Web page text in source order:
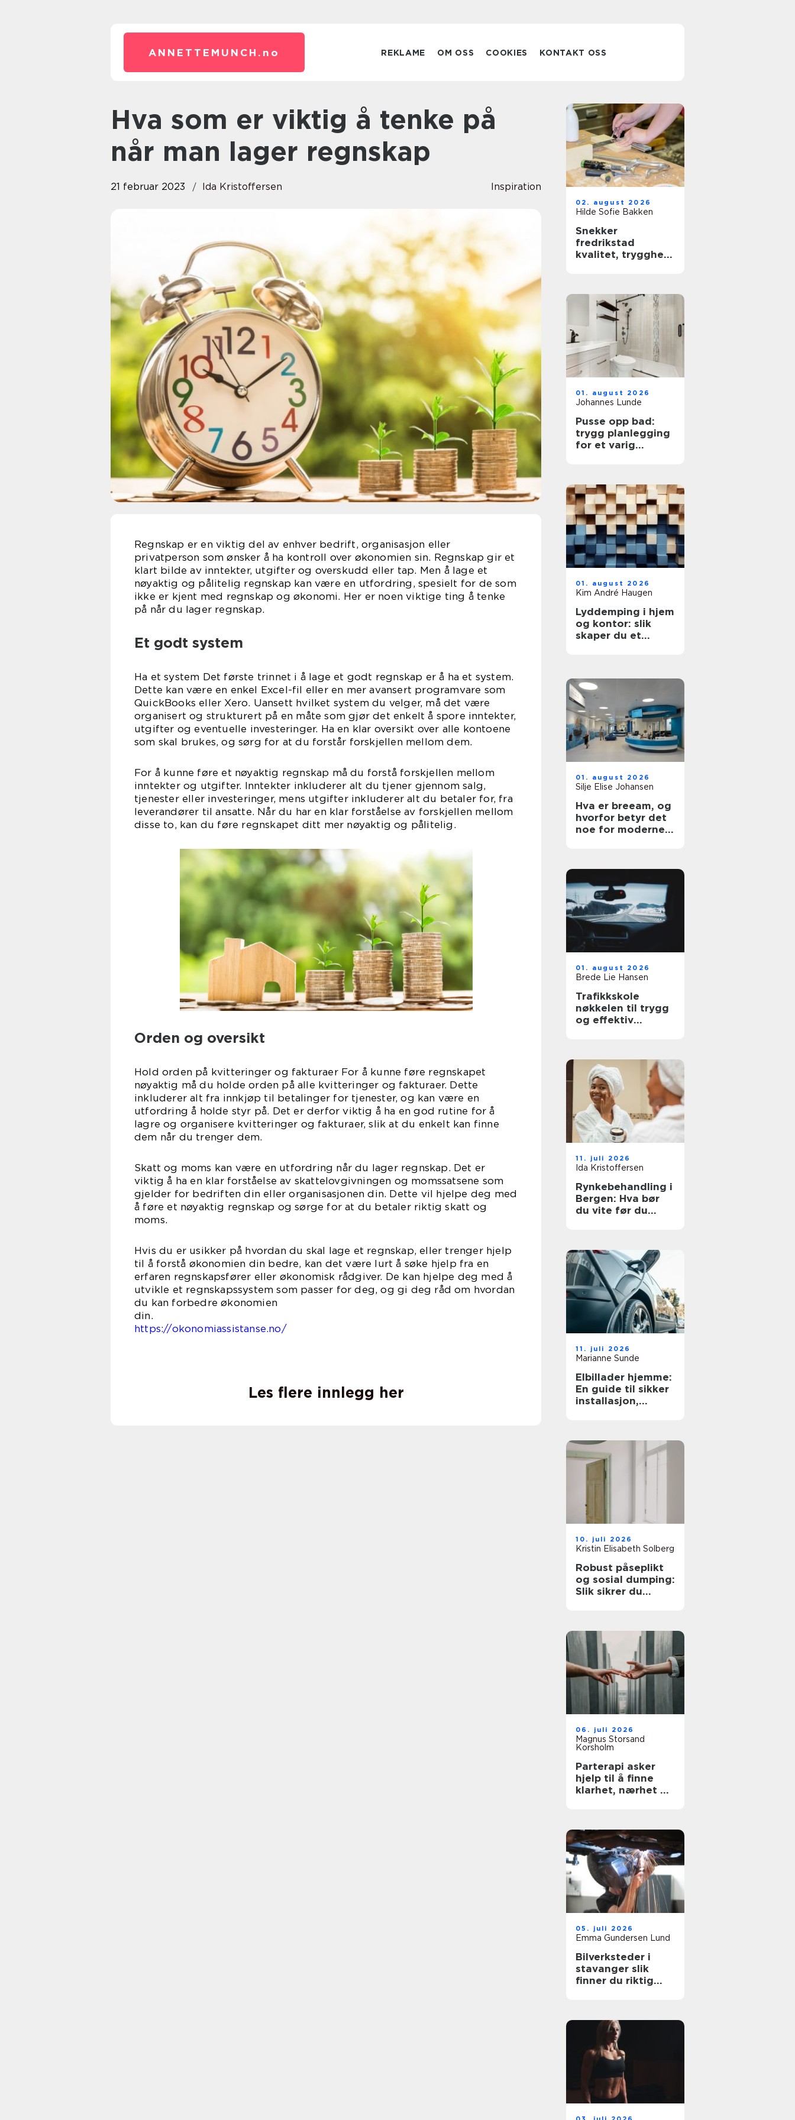
ANNETTEMUNCH. no REKLAME OM OSS COOKIES KONTAKT OSS
Hva som er viktig å tenke på
når man lager regnskap
21 februar 2023 Ida Kristoffersen Inspiration
Regnskap er en viktig del av enhver bedrift, organisasjon eller
privatperson som ønsker å ha kontroll over økonomien sin. Regnskap gir et
klart bilde av inntekter, utgifter og overskudd eller tap. Men å lage et
nøyaktig og pålitelig regnskap kan være en utfordring, spesielt for de som
ikke er kjent med regnskap og økonomi. Her er noen viktige ting å tenke
på når du lager regnskap.
Et godt system
Ha et system Det første trinnet i å lage et godt regnskap er å ha et system.
Dette kan være en enkel Excel-fil eller en mer avansert programvare som
QuickBooks eller Xero. Uansett hvilket system du velger, må det være
organisert og strukturert på en måte som gjør det enkelt å spore inntekter,
utgifter og eventuelle investeringer. Ha en klar oversikt over alle kontoene
som skal brukes, og sørg for at du forstår forskjellen mellom dem.
For å kunne føre et nøyaktig regnskap må du forstå forskjellen mellom
inntekter og utgifter. Inntekter inkluderer alt du tjener gjennom salg,
tjenester eller investeringer, mens utgifter inkluderer alt du betaler for, fra
leverandører til ansatte. Når du har en klar forståelse av forskjellen mellom
disse to, kan du føre regnskapet ditt mer nøyaktig og pålitelig.
Orden og oversikt
Hold orden på kvitteringer og fakturaer For å kunne føre regnskapet
nøyaktig må du holde orden på alle kvitteringer og fakturaer. Dette
inkluderer alt fra innkjøp til betalinger for tjenester, og kan være en
utfordring å holde styr på. Det er derfor viktig å ha en god rutine for å
lagre og organisere kvitteringer og fakturaer, slik at du enkelt kan finne
dem når du trenger dem.
Skatt og moms kan være en utfordring når du lager regnskap. Det er
viktig å ha en klar forståelse av skattelovgivningen og momssatsene som
gjelder for bedriften din eller organisasjonen din. Dette vil hjelpe deg med
å føre et nøyaktig regnskap og sørge for at du betaler riktig skatt og
moms.
Hvis du er usikker på hvordan du skal lage et regnskap, eller trenger hjelp
til å forstå økonomien din bedre, kan det være lurt å søke hjelp fra en
erfaren regnskapsfører eller økonomisk rådgiver. De kan hjelpe deg med å
utvikle et regnskapssystem som passer for deg, og gi deg råd om hvordan
du kan forbedre økonomien
din.
https://okonomiassistanse.no/
Les flere innlegg her
02. august 2026
Hilde Sofie Bakken
Snekker
fredrikstad
kvalitet, trygghet
01. august 2026
Johannes Lunde
Pusse opp bad:
trygg planlegging
for et varig
01. august 2026
Kim André Haugen
Lyddemping i hjem
og kontor: slik
skaper du et
01. august 2026
Silje Elise Johansen
Hva er breeam, og
hvorfor betyr det
noe for moderne
01. august 2026
Brede Lie Hansen
Trafikkskole
nøkkelen til trygg
og effektiv
11. juli 2026
Ida Kristoffersen
Rynkebehandling i
Bergen: Hva bør
du vite før du
11. juli 2026
Marianne Sunde
Elbillader hjemme:
En guide til sikker
installasjon,
oppbevaring
10. juli 2026
Kristin Elisabeth Solberg
Robust påseplikt
og sosial dumping:
Slik sikrer du
06. juli 2026
Magnus Storsand
Korsholm
Parterapi asker
hjelp til å finne
klarhet, nærhet og
05. juli 2026
Emma Gundersen Lund
Bilverksteder i
stavanger slik
finner du riktig